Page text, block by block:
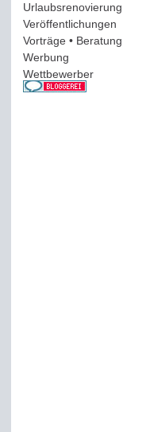
Urlaubsrenovierung
Veröffentlichungen
Vorträge • Beratung
Werbung
Wettbewerber(61)